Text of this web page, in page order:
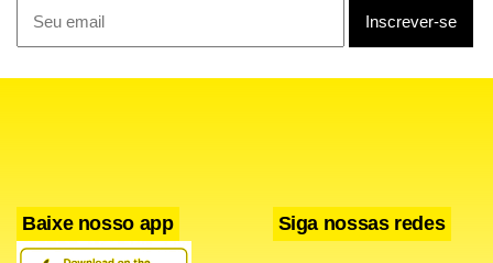
Baixe nosso app Siga nossas redes